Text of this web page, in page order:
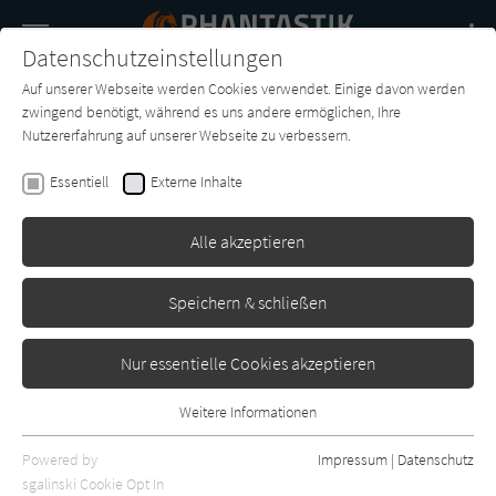
SUCHE
Buch-
Entdecker
Forum Charts
Markus Heitz
Judastöchter
Erschienen: Januar 2010
Datenschutzeinstellungen
Auf unserer Webseite werden Cookies verwendet. Einige davon werden
zwingend benötigt, während es uns andere ermöglichen, Ihre
Nutzererfahrung auf unserer Webseite zu verbessern.
Essentiell Externe Inhalte
Alle akzeptieren
Speichern & schließen
Nur essentielle Cookies akzeptieren
Essentielle Cookies werden für grundlegende Funktionen der
Webseite benötigt. Dadurch ist gewährleistet, dass die Webseite
Weitere Informationen
Powered by
sgalinski Cookie Opt In
Impressum | Datenschutz